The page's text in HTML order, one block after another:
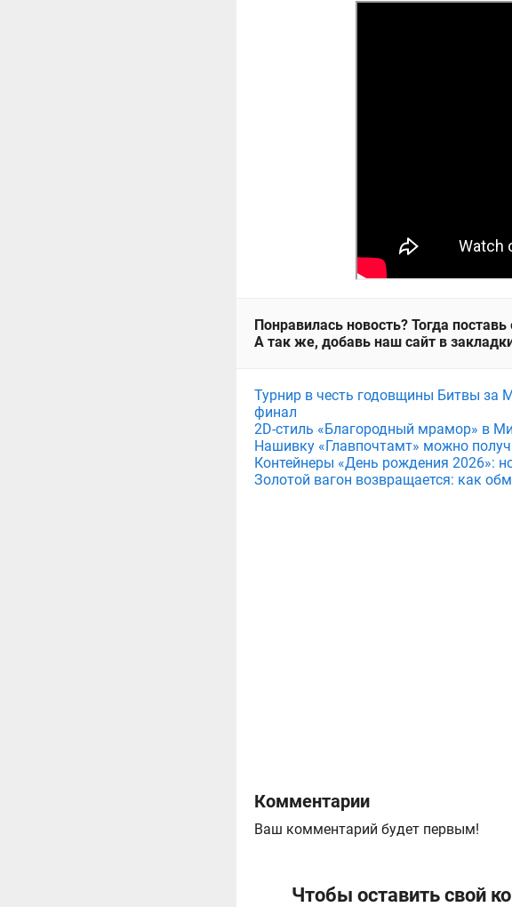
Понравилась новость? Тогда
А так же, добавь наш сайт в
Турнир в честь годовщины Битвы за
финал
2D-стиль «Благородный мрамор» в
Нашивку «Главпочтамт» можно
Контейнеры «День рождения 2026»:
Золотой вагон возвращается: как
Комментарии
Ваш комментарий будет первым!
Чтобы оставить свой